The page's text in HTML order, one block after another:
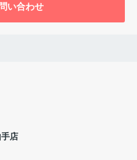
い合わせ
店